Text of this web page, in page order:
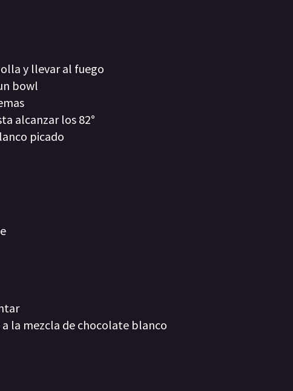
y llevar al fuego
bowl
alcanzar los 82°
picado
la mezcla de chocolate blanco